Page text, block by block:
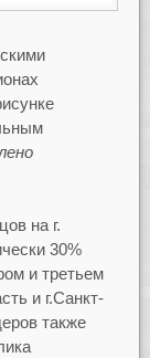
на г.
30%
и третьем
и г.Санкт-
также